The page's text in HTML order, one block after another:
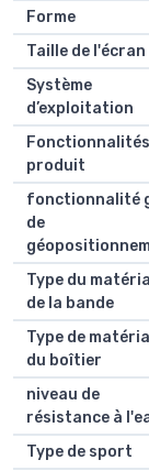
Forme
Taille de l'écran
Système
d’exploitation
produit
fonctionnalité
de
Type du
de la bande
Type de
du boîtier
niveau de
résistance à
Type de sport